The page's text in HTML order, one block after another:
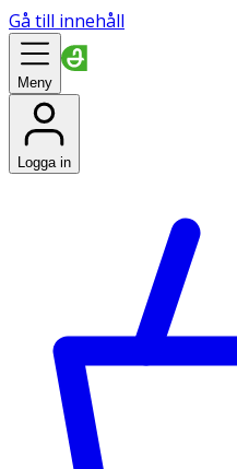
Gå till innehåll
Meny
Logga in